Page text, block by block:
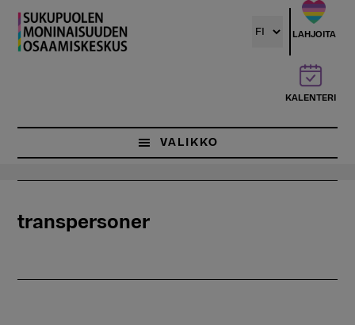
Hyppää
pääsisältöön
LAHJOITA
KALENTERI
VALIKKO
transpersoner